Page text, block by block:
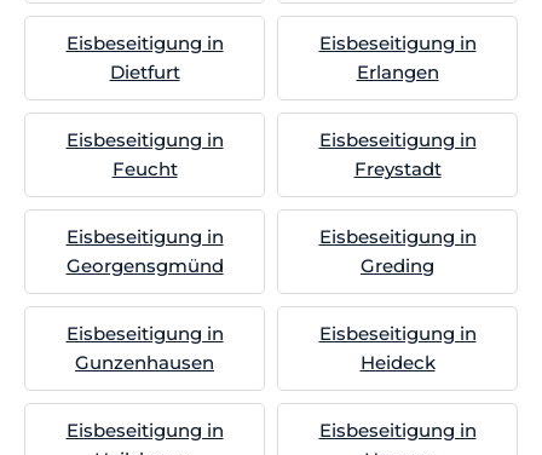
Eisbeseitigung in
Dietfurt
Eisbeseitigung in
Erlangen
Eisbeseitigung in
Feucht
Eisbeseitigung in
Freystadt
Eisbeseitigung in
Georgensgmünd
Eisbeseitigung in
Greding
Eisbeseitigung in
Gunzenhausen
Eisbeseitigung in
Heideck
Eisbeseitigung in
Eisbeseitigung in